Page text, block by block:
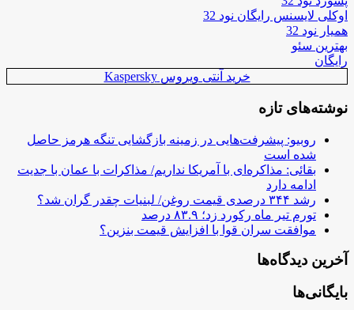
اوکلی لایسنس رایگان نود 32
همیار نود 32
بهترین سئو
رایگان
خرید آنتی ویروس Kaspersky
نوشته‌های تازه
روبیو: پیشرفت‌هایی در زمینه بازگشایی تنگه هرمز حاصل
شده است
بقائی: مذاکره‌ای با آمریکا نداریم/ مذاکرات با عمان با جدیت
ادامه دارد
رشد ۳۴۴ درصدی قیمت روغن/ لبنیات چقدر گران شد؟
تورم تیر ماه رکورد زد؛ ۸۳.۹ درصد
موافقت سران قوا با افزایش قیمت بنزین؟
آخرین دیدگاه‌ها
بایگانی‌ها